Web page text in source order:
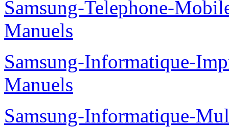
Samsung-Telephone-
Manuels
Samsung-Informatique-
Manuels
Samsung-Informatique-